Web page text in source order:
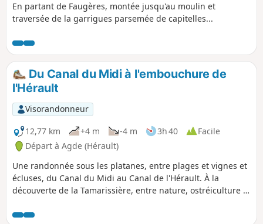
En partant de Faugères, montée jusqu'au moulin et
traversée de la garrigues parsemée de capitelles...
Du Canal du Midi à l'embouchure de
l'Hérault
Visorandonneur
12,77 km
+4 m -4 m 3h 40
Facile
Départ à Agde (Hérault)
Une randonnée sous les platanes, entre plages et vignes et
écluses, du Canal du Midi au Canal de l'Hérault. À la
découverte de la Tamarissière, entre nature, ostréiculture et
et son histoire.